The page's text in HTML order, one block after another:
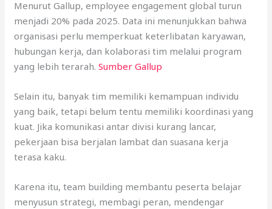
Menurut Gallup, employee engagement global turun
menjadi 20% pada 2025. Data ini menunjukkan bahwa
organisasi perlu memperkuat keterlibatan karyawan,
hubungan kerja, dan kolaborasi tim melalui program
yang lebih terarah.Sumber Gallup
Selain itu, banyak tim memiliki kemampuan individu
yang baik, tetapi belum tentu memiliki koordinasi yang
kuat. Jika komunikasi antar divisi kurang lancar,
pekerjaan bisa berjalan lambat dan suasana kerja
terasa kaku.
Karena itu, team building membantu peserta belajar
menyusun strategi, membagi peran, mendengar